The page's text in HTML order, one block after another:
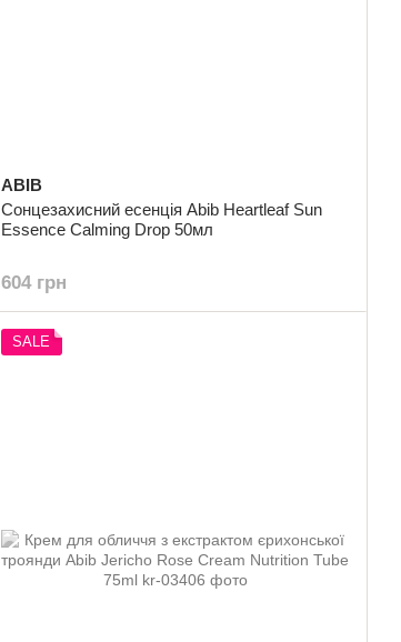
ABIB
Сонцезахисний есенція Abib Heartleaf Sun
Essence Calming Drop 50мл
604 грн
SALE